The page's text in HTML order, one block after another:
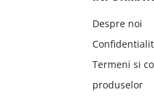
Despre noi
Termeni si
produselor